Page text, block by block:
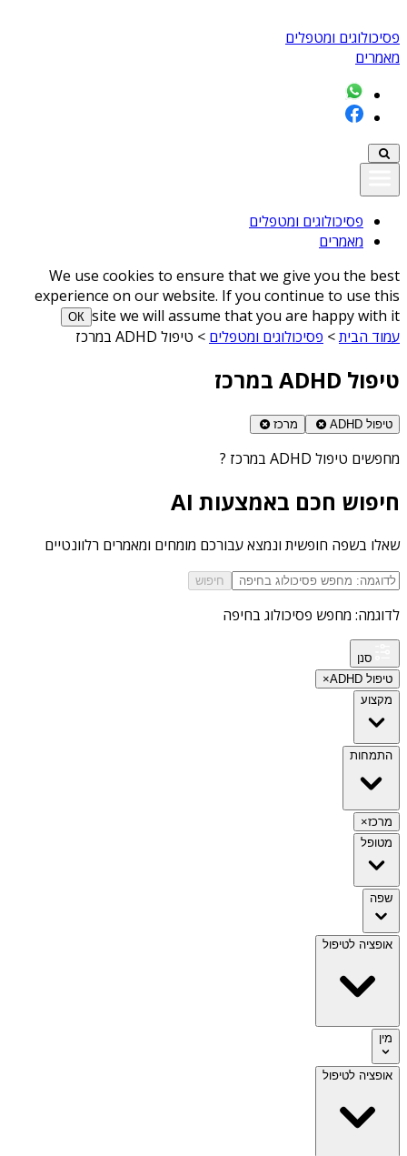
פסיכולוגים ומטפלים
מאמרים
פסיכולוגים ומטפלים
מאמרים
We use cookies to ensure that we give you the best
experience on our website. If you continue to use this
site we will assume that you are happy with it
ОК
עמוד הבית> פסיכולוגים ומטפלים > טיפול ADHD במרכז
טיפול ADHD במרכז
טיפול ADHD מרכז
מחפשים טיפול ADHD במרכז ?
חיפוש חכם באמצעות AI
שאלו בשפה חופשית ונמצא עבורכם מומחים ומאמרים רלוונטיים
חיפוש
לדוגמה: מחפש פסיכולוג בחיפה
סנן
טיפול ADHD
×
מקצוע
התמחות
מרכז×
מטופל
שפה
אופציה לטיפול
מין
אופציה לטיפול